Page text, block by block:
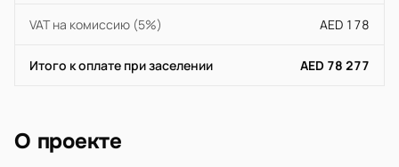
VAT на комиссию (5%) AED 178
Итого к оплате при заселении AED 78 277
О проекте